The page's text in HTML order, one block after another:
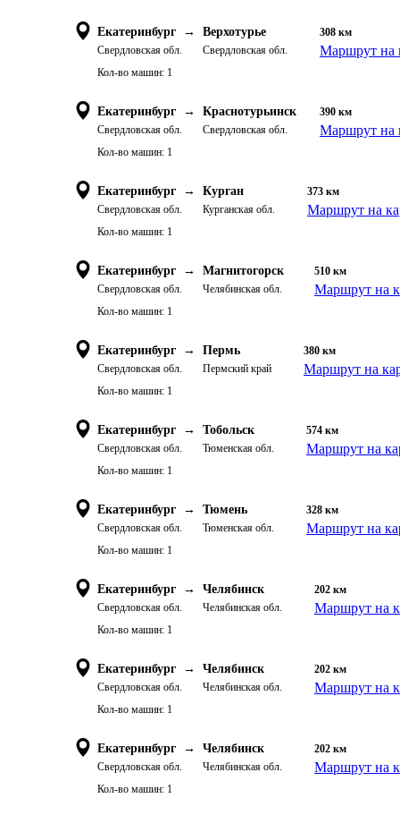
Екатеринбург →
Свердловская обл.
Верхотурье
Свердловская обл.
308 км
Маршрут на
Кол-во машин: 1
Екатеринбург →
Свердловская обл.
Краснотурьинск
Свердловская обл.
390 км
Маршрут на
Кол-во машин: 1
Екатеринбург →
Свердловская обл.
Курган
Курганская обл.
373 км
Маршрут на
Кол-во машин: 1
Екатеринбург →
Свердловская обл.
Магнитогорск
Челябинская обл.
510 км
Маршрут на
Кол-во машин: 1
Екатеринбург →
Свердловская обл.
Пермь
Пермский край
380 км
Маршрут на
Кол-во машин: 1
Екатеринбург →
Свердловская обл.
Тобольск
Тюменская обл.
574 км
Маршрут на
Кол-во машин: 1
Екатеринбург →
Свердловская обл.
Тюмень
Тюменская обл.
328 км
Маршрут на
Кол-во машин: 1
Екатеринбург →
Свердловская обл.
Челябинск
Челябинская обл.
202 км
Маршрут на
Кол-во машин: 1
Екатеринбург →
Свердловская обл.
Челябинск
Челябинская обл.
202 км
Маршрут на
Кол-во машин: 1
Екатеринбург →
Свердловская обл.
Челябинск
Челябинская обл.
202 км
Маршрут на
Кол-во машин: 1